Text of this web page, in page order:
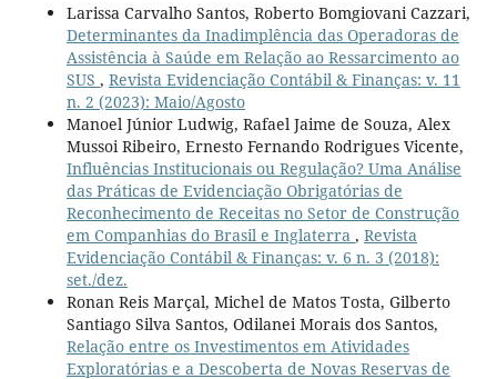
Larissa Carvalho Santos, Roberto Bomgiovani Cazzari,
Determinantes da Inadimplência das Operadoras de
Assistência à Saúde em Relação ao Ressarcimento ao
SUS , Revista Evidenciação Contábil & Finanças: v. 11
n. 2 (2023): Maio/Agosto
Manoel Júnior Ludwig, Rafael Jaime de Souza, Alex
Mussoi Ribeiro, Ernesto Fernando Rodrigues Vicente,
Influências Institucionais ou Regulação? Uma Análise
das Práticas de Evidenciação Obrigatórias de
Reconhecimento de Receitas no Setor de Construção
em Companhias do Brasil e Inglaterra , Revista
Evidenciação Contábil & Finanças: v. 6 n. 3 (2018):
set./dez.
Ronan Reis Marçal, Michel de Matos Tosta, Gilberto
Santiago Silva Santos, Odilanei Morais dos Santos,
Relação entre os Investimentos em Atividades
Exploratórias e a Descoberta de Novas Reservas de